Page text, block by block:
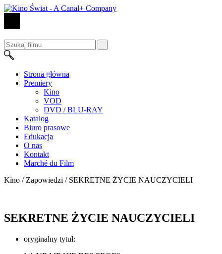
Strona główna
Premiery
Kino
VOD
DVD / BLU-RAY
Katalog
Biuro prasowe
Edukacja
O nas
Kontakt
Marché du Film
Kino / Zapowiedzi / SEKRETNE ŻYCIE NAUCZYCIELI
SEKRETNE ŻYCIE NAUCZYCIELI
oryginalny tytuł: